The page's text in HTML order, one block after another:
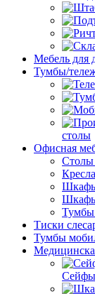
Мебель для
Тумбы/
столы
Офисная
Тиски
Тумбы